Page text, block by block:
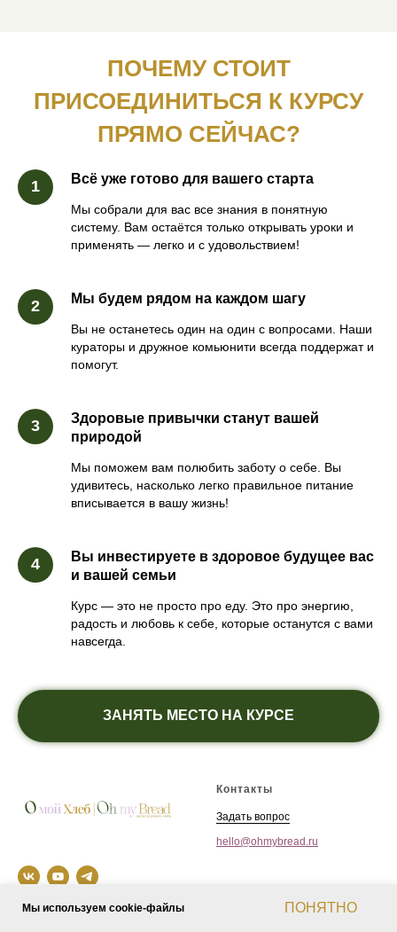
ПОЧЕМУ СТОИТ
ПРИСОЕДИНИТЬСЯ К КУРСУ
ПРЯМО СЕЙЧАС?
Всё уже готово для вашего старта
Мы собрали для вас все знания в понятную
систему. Вам остаётся только открывать уроки и
применять — легко и с удовольствием!
Мы будем рядом на каждом шагу
Вы не останетесь один на один с вопросами. Наши
кураторы и дружное комьюнити всегда поддержат и
помогут.
Здоровые привычки станут вашей
природой
Мы поможем вам полюбить заботу о себе. Вы
удивитесь, насколько легко правильное питание
вписывается в вашу жизнь!
Вы инвестируете в здоровое будущее вас
и вашей семьи
Курс — это не просто про еду. Это про энергию,
радость и любовь к себе, которые останутся с вами
навсегда.
ЗАНЯТЬ МЕСТО НА КУРСЕ
Мы используем cookie-файлы ПОНЯТНО
Контакты
Задать вопрос
hello@ohmybread.ru